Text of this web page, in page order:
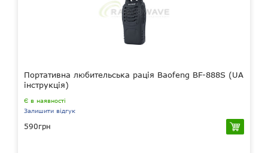
Портативна любительська рація Baofeng BF-888S (UA
інструкція)
Є в наявності
Залишити відгук
590грн